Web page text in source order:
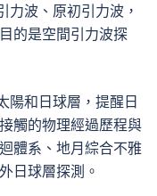
力波、原初引力波，
的是空間引力波探
陽和日球層，提醒日
觸的物理經過歷程與
體系、地月綜合不雅
日球層探測。